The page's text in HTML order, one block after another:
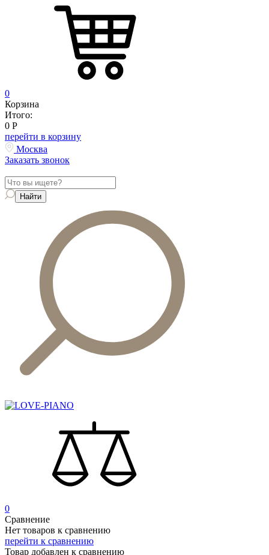
0
Корзина
Итого:
0 Р
перейти в корзину
Москва
Заказать звонок
0
Сравнение
Нет товаров к сравнению
перейти к сравнению
Товар добавлен к сравнению